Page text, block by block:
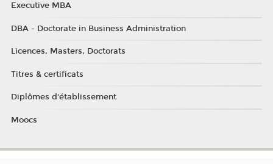
Executive MBA
DBA - Doctorate in Business Administration
Licences, Masters, Doctorats
Titres & certificats
Diplômes d'établissement
Moocs